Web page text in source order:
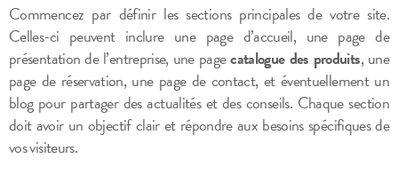
Commencez par définir les sections principales de votre site.
Celles-ci peuvent inclure une page d’accueil, une page de
présentation de l’entreprise, une pagecatalogue des produits, une
page de réservation, une page de contact, et éventuellement un
blog pour partager des actualités et des conseils. Chaque section
doit avoir un objectif clair et répondre aux besoins spécifiques de
vos visiteurs.